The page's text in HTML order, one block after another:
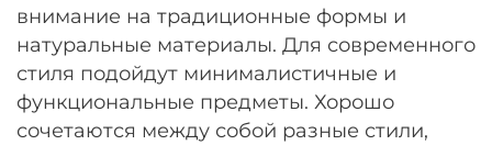
внимание на традиционные формы и
натуральные материалы. Для современного
стиля подойдут минималистичные и
функциональные предметы. Хорошо
сочетаются между собой разные стили,